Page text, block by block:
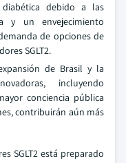
debido a las
y un envejecimiento
de opciones de
SGLT2.
de Brasil y la
incluyendo
conciencia pública
contribuirán aún más
SGLT2 está preparado